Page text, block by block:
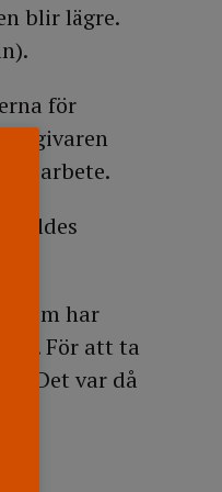
blir lägre.
för
arbete.
som har
För att ta
Det var då